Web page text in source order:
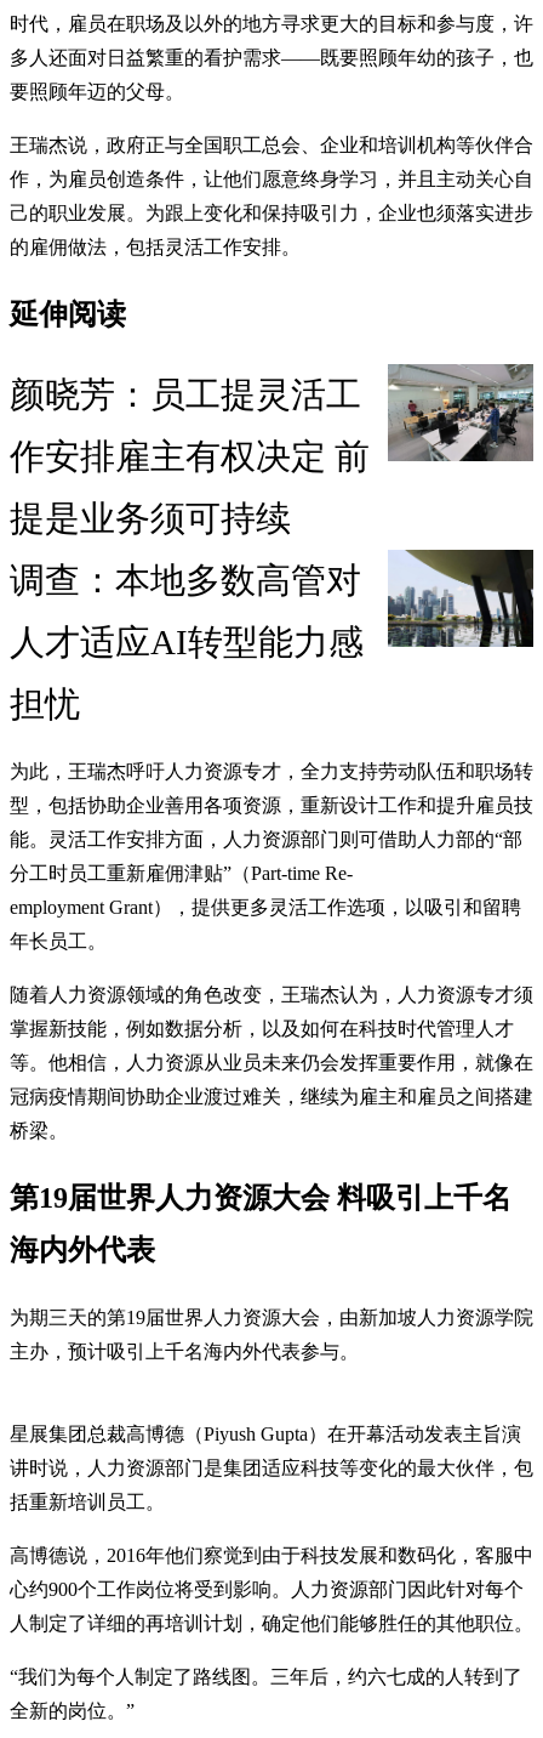
时代，雇员在职场及以外的地方寻求更大的目标和参与度，许
多人还面对日益繁重的看护需求——既要照顾年幼的孩子，也
要照顾年迈的父母。
王瑞杰说，政府正与全国职工总会、企业和培训机构等伙伴合
作，为雇员创造条件，让他们愿意终身学习，并且主动关心自
己的职业发展。为跟上变化和保持吸引力，企业也须落实进步
的雇佣做法，包括灵活工作安排。
延伸阅读
颜晓芳：员工提灵活工
作安排雇主有权决定 前
提是业务须可持续
调查：本地多数高管对
人才适应AI转型能力感
担忧
为此，王瑞杰呼吁人力资源专才，全力支持劳动队伍和职场转
型，包括协助企业善用各项资源，重新设计工作和提升雇员技
能。灵活工作安排方面，人力资源部门则可借助人力部的“部
分工时员工重新雇佣津贴”（Part-time Re-
employment Grant），提供更多灵活工作选项，以吸引和留聘
年长员工。
随着人力资源领域的角色改变，王瑞杰认为，人力资源专才须
掌握新技能，例如数据分析，以及如何在科技时代管理人才
等。他相信，人力资源从业员未来仍会发挥重要作用，就像在
冠病疫情期间协助企业渡过难关，继续为雇主和雇员之间搭建
桥梁。
第19届世界人力资源大会 料吸引上千名
海内外代表
为期三天的第19届世界人力资源大会，由新加坡人力资源学院
主办，预计吸引上千名海内外代表参与。
星展集团总裁高博德（Piyush Gupta）在开幕活动发表主旨演
讲时说，人力资源部门是集团适应科技等变化的最大伙伴，包
括重新培训员工。
高博德说，2016年他们察觉到由于科技发展和数码化，客服中
心约900个工作岗位将受到影响。人力资源部门因此针对每个
人制定了详细的再培训计划，确定他们能够胜任的其他职位。
“我们为每个人制定了路线图。三年后，约六七成的人转到了
全新的岗位。”